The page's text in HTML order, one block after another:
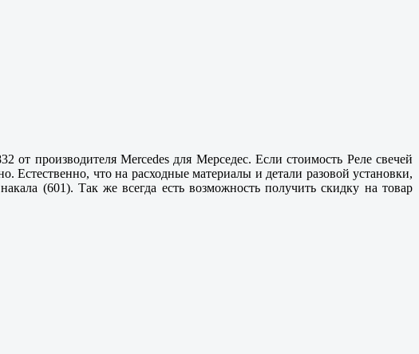
от производителя Mercedes для Мерседес. Если стоимость Реле свечей
Естественно, что на расходные материалы и детали разовой установки,
(601). Так же всегда есть возможность получить скидку на товар